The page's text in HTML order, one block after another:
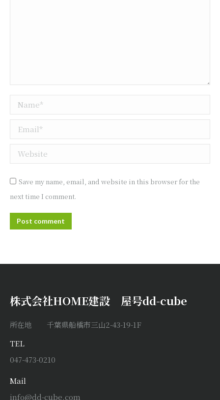
Name *
Email *
Website
Save my name, email, and website in this browser for the
next time I comment.
Post comment
株式会社HOME建設 屋号dd-cube
所在地 千葉県船橋市三山2-43-19-1F
TEL
047-473-0210
Mail
info@dd-cube.com